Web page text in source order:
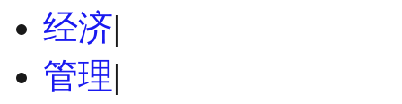
经济|
管理|